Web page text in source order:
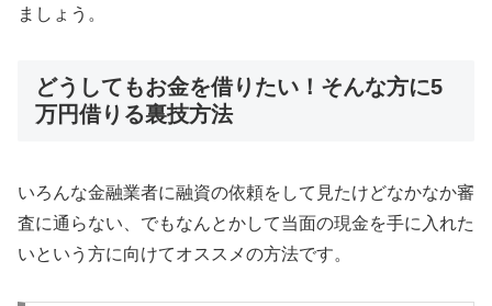
ましょう。
どうしてもお金を借りたい！そんな方に5
万円借りる裏技方法
いろんな金融業者に融資の依頼をして見たけどなかなか審
査に通らない、でもなんとかして当面の現金を手に入れた
いという方に向けてオススメの方法です。